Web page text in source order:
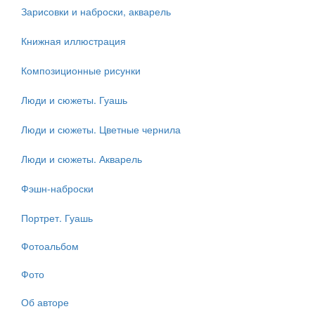
Зарисовки и наброски, акварель
Книжная иллюстрация
Композиционные рисунки
Люди и сюжеты. Гуашь
Люди и сюжеты. Цветные чернила
Люди и сюжеты. Акварель
Фэшн-наброски
Портрет. Гуашь
Фотоальбом
Фото
Об авторе